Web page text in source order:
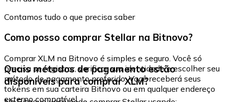
Contamos tudo o que precisa saber
Como posso comprar Stellar na Bitnovo?
Comprar XLM na Bitnovo é simples e seguro. Você só
precisa se registrar, verificar sua identidade e escolher seu
método de pagamento preferido. Você receberá seus
tokens em sua carteira Bitnovo ou em qualquer endereço
externo compatível.
Quais métodos de pagamento estão
disponíveis para comprar XLM?